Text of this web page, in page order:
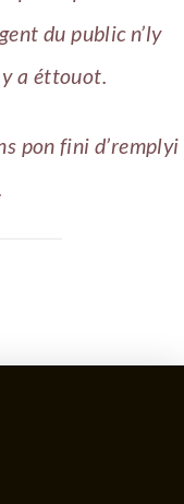
du public n’ly
a éttouot.
pon fini d’remplyi